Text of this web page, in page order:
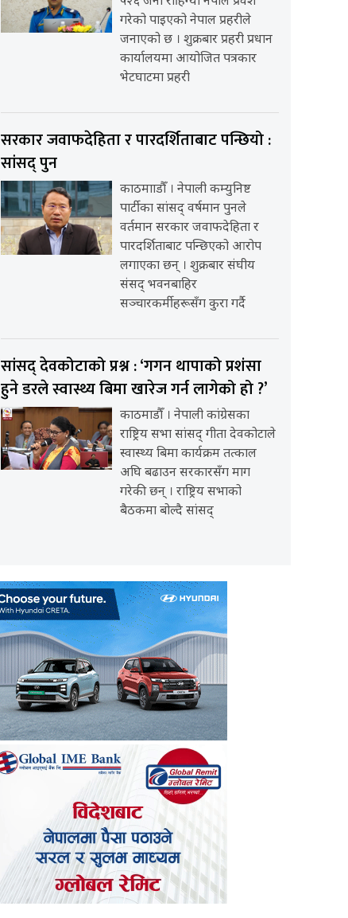
गरेको पाइएको नेपाल प्रहरीले
जनाएको छ । शुक्रबार प्रहरी प्रधान
कार्यालयमा आयोजित पत्रकार
भेटघाटमा प्रहरी
सरकार जवाफदेहिता र पारदर्शिताबाट पन्छियो :
सांसद् पुन
काठमााडौँ । नेपाली कम्युनिष्ट
पार्टीका सांसद् वर्षमान पुनले
वर्तमान सरकार जवाफदेहिता र
पारदर्शिताबाट पन्छिएको आरोप
लगाएका छन् । शुक्रबार संघीय
संसद् भवनबाहिर
सञ्चारकर्मीहरूसँग कुरा गर्दै
सांसद् देवकोटाको प्रश्न : ‘गगन थापाको प्रशंसा
हुने डरले स्वास्थ्य बिमा खारेज गर्न लागेको हो ?’
काठमाडौँ । नेपाली कांग्रेसका
राष्ट्रिय सभा सांसद् गीता देवकोटाले
स्वास्थ्य बिमा कार्यक्रम तत्काल
अघि बढाउन सरकारसँग माग
गरेकी छन् । राष्ट्रिय सभाको
बैठकमा बोल्दै सांसद्